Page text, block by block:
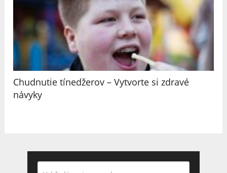
Chudnutie tínedžerov – Vytvorte si zdravé
návyky